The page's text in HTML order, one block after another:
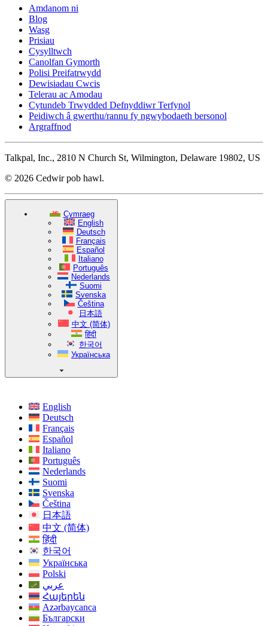
Amdanom ni
Blog
Wasg
Prisiau
Cysylltwch
Canolfan Gymorth
Polisi Preifatrwydd
Dewisiadau Cwcis
Telerau ac Amodau
Cytundeb Trwydded Defnyddiwr Terfynol
Peidiwch â gwerthu/rannu fy ngwybodaeth bersonol
Argraffnod
Talkpal, Inc., 2810 N Church St, Wilmington, Delaware 19802, US
© 2026 Cedwir pob hawl.
Cymraeg
English
Deutsch
Français
Español
Italiano
Português
Nederlands
Suomi
Svenska
Čeština
日本語
中文 (简体)
हिंदी
한국어
Українська
English
Deutsch
Français
Español
Italiano
Português
Nederlands
Suomi
Svenska
Čeština
日本語
中文 (简体)
हिंदी
한국어
Українська
Polski
عربي
Հայերեն
Azərbaycanca
Български